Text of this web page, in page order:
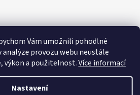
Vám umožnili pohodlné
provozu webu neustále
výkon a použitelnost.Více informací
Nastavení
alolaCZ